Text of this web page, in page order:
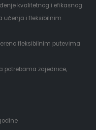
kvalitetnog i efikasnog
učenja i fleksibilnim
fleksibilnim putevima
potrebama zajednice,